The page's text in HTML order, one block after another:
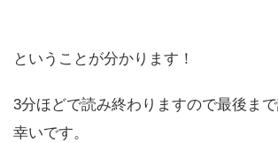
ということが分かります！
3分ほどで読み終わりますので最後ま
幸いです。